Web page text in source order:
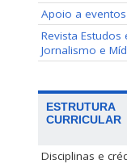
Apoio a eventos
Revista Estudos
Jornalismo e
ESTRUTURA
CURRICULAR
Disciplinas e